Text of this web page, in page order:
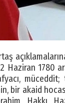
Haziran 1780
bir akaid